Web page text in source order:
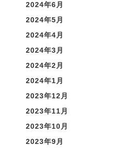
2024年6月
2024年5月
2024年4月
2024年3月
2024年2月
2024年1月
2023年12月
2023年11月
2023年10月
2023年9月